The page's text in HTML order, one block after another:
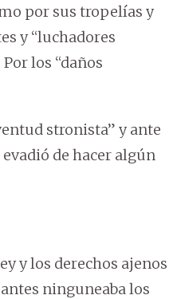
por sus tropelías y
y “luchadores
los “daños
stronista” y ante
de hacer algún
y los derechos ajenos
ninguneaba los